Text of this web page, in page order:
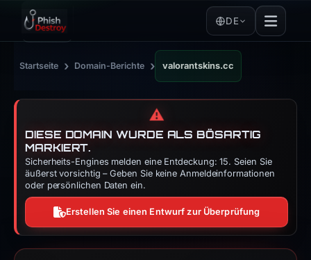
DE
Startseite › Domain-Berichte › valorantskins.cc
⚠️
DIESE DOMAIN WURDE ALS BÖSARTIG
MARKIERT.
Sicherheits-Engines melden eine Entdeckung: 15. Seien Sie
äußerst vorsichtig – Geben Sie keine Anmeldeinformationen
oder persönlichen Daten ein.
Erstellen Sie einen Entwurf zur Überprüfung